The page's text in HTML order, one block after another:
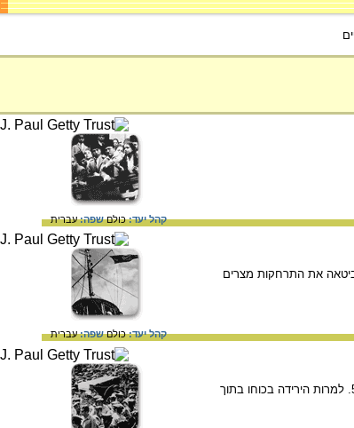
קהל יעד:כולםשפה:עברית
נשיא מצרים גַמַאל עַבְּד אל נַאצֶר (שלט בשנים 1970-1954). ההלאמה ביטאה את התרחקות מצרים
קהל יעד:כולםשפה:עברית
ב- 28 בספטמבר 1970 נפטר גַמַאל עַבְּד אלנַאצֶר נשיא מצרים בשנים 1970-1954, באופן פתאומי מהתקף לב והוא בן 52. למרות הירידה בכוחו בתוך